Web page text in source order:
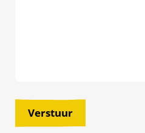
Verstuur